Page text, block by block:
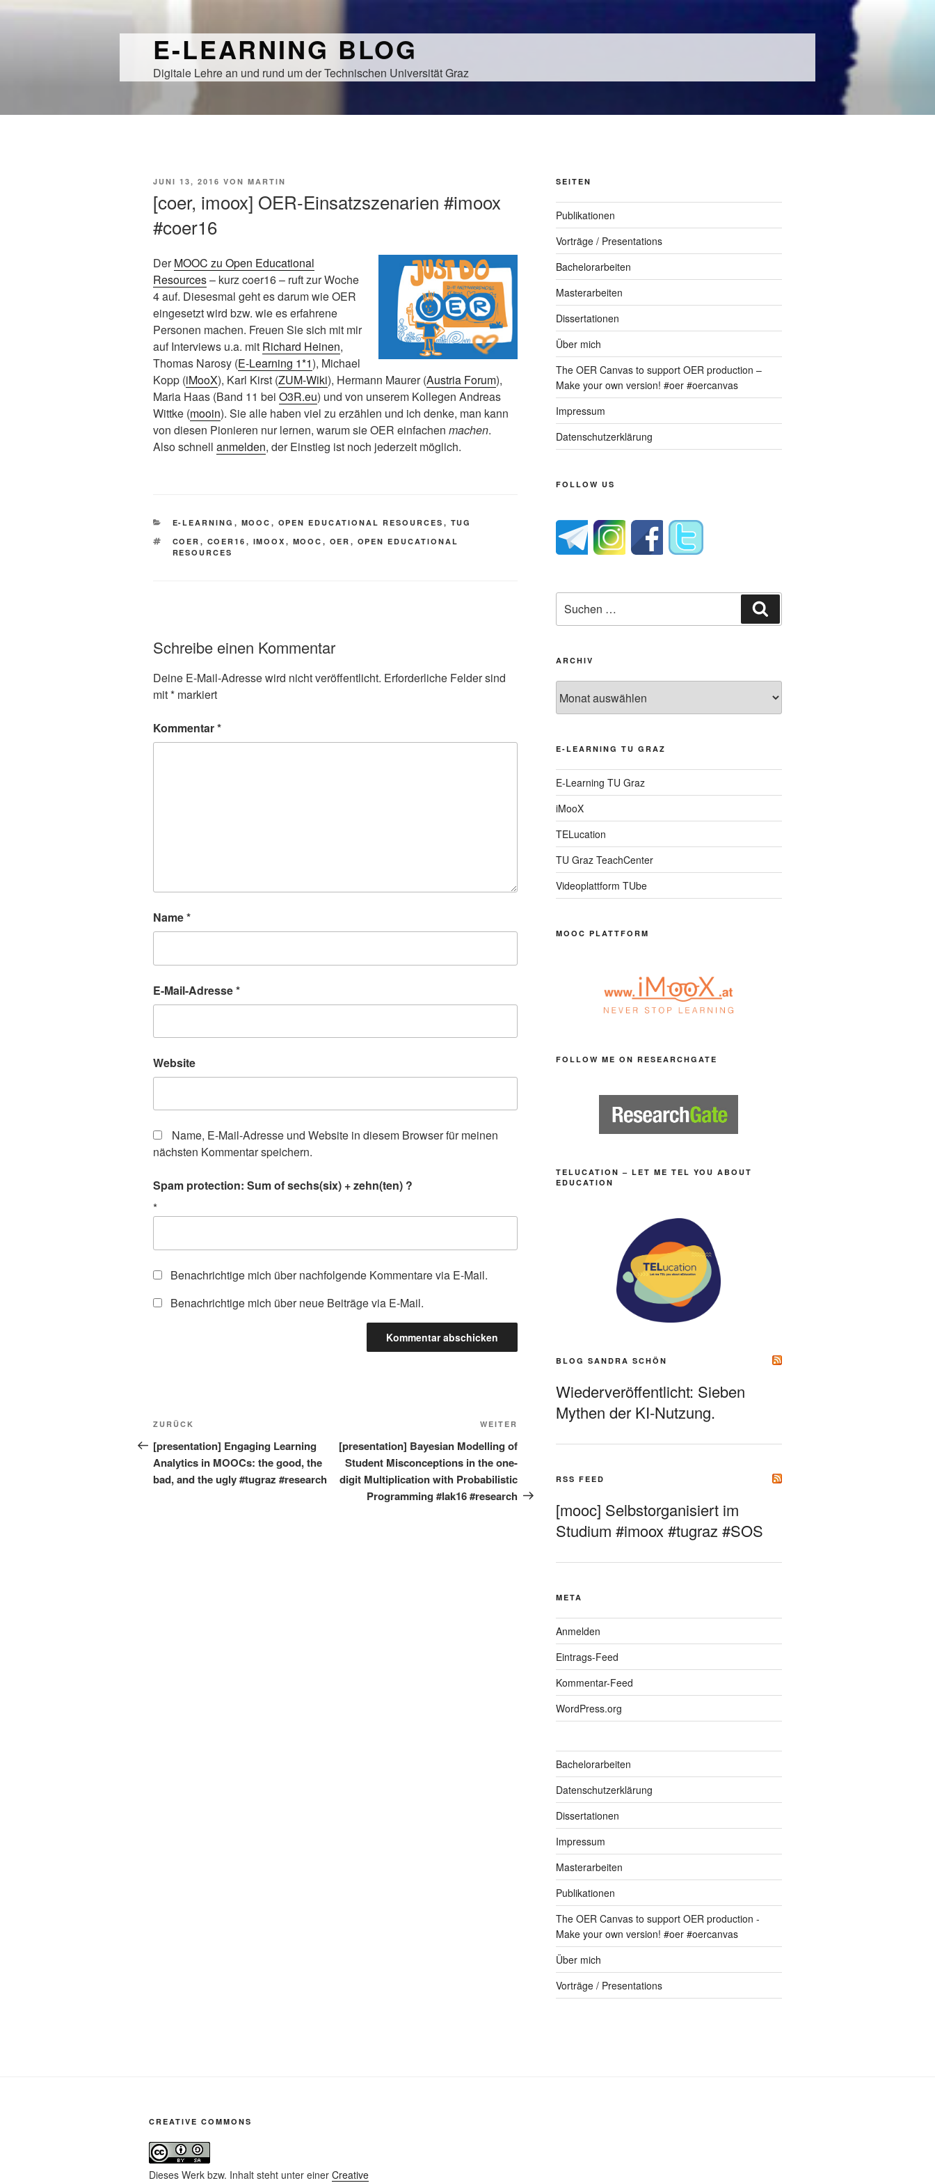
E-LEARNING BLOG
Digitale Lehre an und rund um der Technischen Universität Graz
VERÖFFENTLICHT
JUNI 13, 2016 VON MARTIN
[coer, imoox] OER-Einsatzszenarien #imoox
#coer16
DerMOOC zu Open Educational
Resources– kurz coer16 – ruft zur Woche
4 auf. Diesesmal geht es darum wie OER
eingesetzt wird bzw. wie es erfahrene
Personen machen. Freuen Sie sich mit mir
auf Interviews u.a. mit Richard Heinen,
Thomas Narosy (E-Learning 1*1), Michael
Kopp (iMooX), Karl Kirst (ZUM-Wiki), Hermann Maurer (Austria Forum),
Maria Haas (Band 11 bei O3R.eu) und von unserem Kollegen Andreas
Wittke (mooin). Sie alle haben viel zu erzählen und ich denke, man kann
von diesen Pionieren nur lernen, warum sie OER einfachen machen.
Also schnell anmelden, der Einstieg ist noch jederzeit möglich.
KATEGORIEN
E-LEARNING , MOOC , OPEN EDUCATIONAL RESOURCES , TUG
SCHLAGWÖRTER
COER , COER16 , IMOOX , MOOC , OER , OPEN EDUCATIONAL
RESOURCES
Schreibe einen Kommentar
Deine E-Mail-Adresse wird nicht veröffentlicht. Erforderliche Felder sind
mit* markiert
Kommentar*
Name*
E-Mail-Adresse*
Website
Name, E-Mail-Adresse und Website in diesem Browser für meinen
nächsten Kommentar speichern.
Spam protection: Sum of sechs(six) + zehn(ten) ?
*
Benachrichtige mich über nachfolgende Kommentare via E-Mail.
Benachrichtige mich über neue Beiträge via E-Mail.
Beitragsnavigation
Vorheriger
Beitrag
ZURÜCK
[presentation] Engaging Learning
Analytics in MOOCs: the good, the
bad, and the ugly #tugraz #research
Beitrag
WEITER
[presentation] Bayesian Modelling of
Student Misconceptions in the one-
digit Multiplication with Probabilistic
Programming #lak16 #research
SEITEN
Publikationen
Vorträge / Presentations
Bachelorarbeiten
Masterarbeiten
Dissertationen
Über mich
The OER Canvas to support OER production –
Make your own version! #oer #oercanvas
Impressum
Datenschutzerklärung
FOLLOW US
nach:
ARCHIV
E-LEARNING TU GRAZ
E-Learning TU Graz
iMooX
TELucation
TU Graz TeachCenter
Videoplattform TUbe
MOOC PLATTFORM
FOLLOW ME ON RESEARCHGATE
TELUCATION – LET ME TEL YOU ABOUT
EDUCATION
BLOG SANDRA SCHÖN
Wiederveröffentlicht: Sieben
Mythen der KI-Nutzung.
RSS FEED
[mooc] Selbstorganisiert im
Studium #imoox #tugraz #SOS
META
Anmelden
Eintrags-Feed
Kommentar-Feed
WordPress.org
Bachelorarbeiten
Datenschutzerklärung
Dissertationen
Impressum
Masterarbeiten
Publikationen
The OER Canvas to support OER production -
Make your own version! #oer #oercanvas
Über mich
Vorträge / Presentations
CREATIVE COMMONS
Dieses Werk bzw. Inhalt steht unter einer Creative